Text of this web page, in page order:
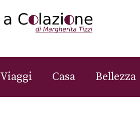
Viaggi Casa Bellezza